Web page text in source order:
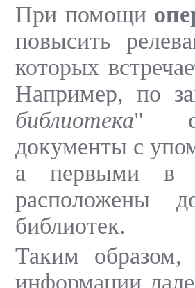
При помощи
повысить
которых
Например, по
библиотека"
документы с
а первыми в
расположены
библиотек.
Таким образом,
информации